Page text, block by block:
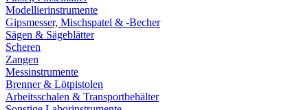
Modellierinstrumente
Gipsmesser, Mischspatel & -Becher
Sägen & Sägeblätter
Scheren
Zangen
Messinstrumente
Brenner & Lötpistolen
Arbeitsschalen & Transportbehälter